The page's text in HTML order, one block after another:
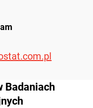
Badaniach